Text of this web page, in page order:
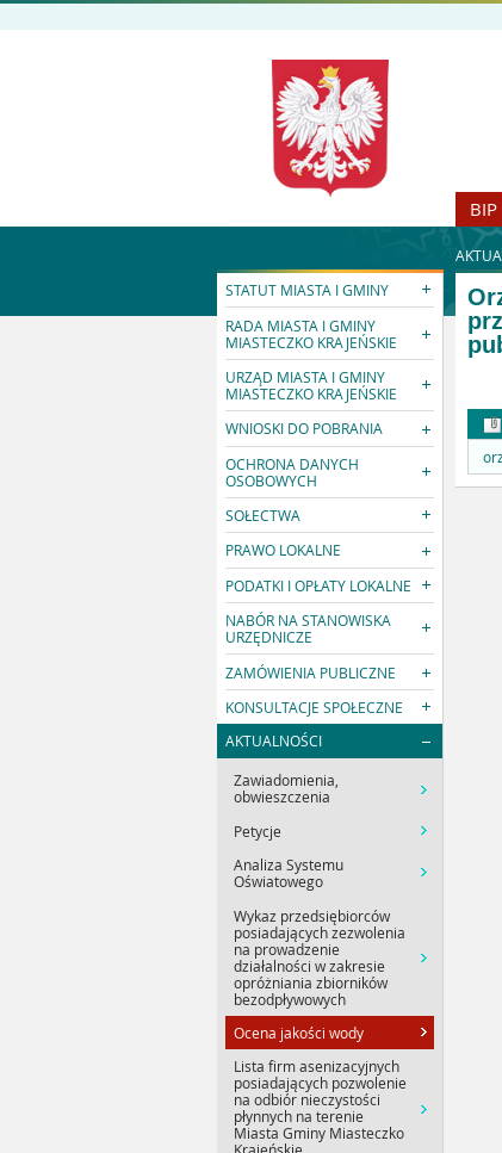
BIP
STATUT MIASTA I GMINY
RADA MIASTA I GMINY
MIASTECZKO KRAJEŃSKIE
URZĄD MIASTA I GMINY
MIASTECZKO KRAJEŃSKIE
WNIOSKI DO POBRANIA
OCHRONA DANYCH
OSOBOWYCH
SOŁECTWA
PRAWO LOKALNE
PODATKI I OPŁATY LOKALNE
NABÓR NA STANOWISKA
URZĘDNICZE
ZAMÓWIENIA PUBLICZNE
KONSULTACJE SPOŁECZNE
AKTUALNOŚCI
Zawiadomienia,
obwieszczenia
Petycje
Analiza Systemu
Oświatowego
Wykaz przedsiębiorców
posiadających zezwolenia
na prowadzenie
działalności w zakresie
opróżniania zbiorników
bezodpływowych
Ocena jakości wody
Lista firm asenizacyjnych
posiadających pozwolenie
na odbiór nieczystości
płynnych na terenie
Miasta Gminy Miasteczko